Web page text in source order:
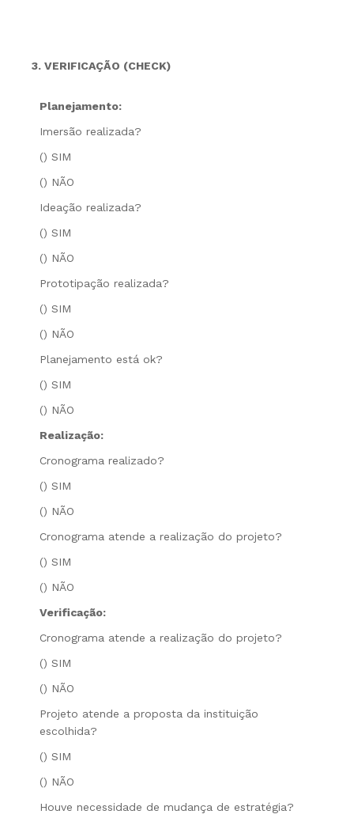
3. VERIFICAÇÃO (CHECK)
Planejamento:
Imersão realizada?
() SIM
() NÃO
Ideação realizada?
() SIM
() NÃO
Prototipação realizada?
() SIM
() NÃO
Planejamento está ok?
() SIM
() NÃO
Realização:
Cronograma realizado?
() SIM
() NÃO
Cronograma atende a realização do projeto?
() SIM
() NÃO
Verificação:
Cronograma atende a realização do projeto?
() SIM
() NÃO
Projeto atende a proposta da instituição
escolhida?
() SIM
() NÃO
Houve necessidade de mudança de estratégia?